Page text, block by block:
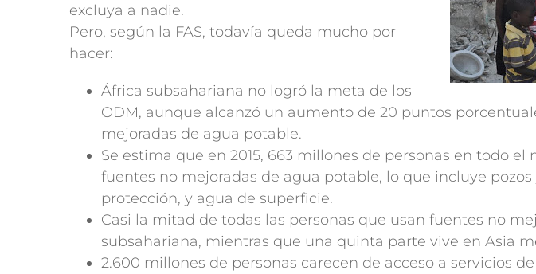
excluya a nadie.
Pero, según la FAS, todavía queda mucho por
hacer:
África subsahariana no logró la meta de los
ODM, aunque alcanzó un aumento de 20 puntos
mejoradas de agua potable.
Se estima que en 2015, 663 millones de personas en todo
fuentes no mejoradas de agua potable, lo que incluye
protección, y agua de superficie.
Casi la mitad de todas las personas que usan fuentes no
subsahariana, mientras que una quinta parte vive en Asia
2.600 millones de personas carecen de acceso a servicios